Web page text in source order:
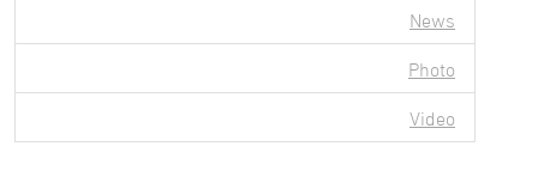
News
Photo
Video